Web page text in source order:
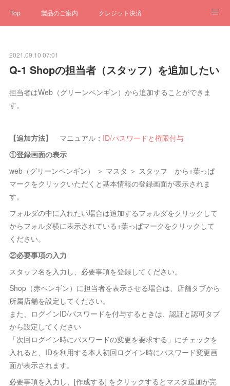
Top 製品のご案内 クレジット決済
ステータス
2021.09.10 07:01
Q-1 Shopの担当者（スタッフ）を追加したい
担当者はWeb（グリーンペンギン）から追加することができま
す。
【追加方法】 マニュアル： ID/パスワードと権限付与
①登録画面の表示
web（グリーンペンギン） ＞ マスタ ＞ スタッフ から+葉っぱ
マークをクリックいただくと基本情報の登録画面が表示されま
す。
フォルダの中に入れたい場合は追加するフォルダをクリックして
からフォルダ横に表示されている+葉っぱマークをクリックして
ください。
②必要事項の入力
スタッフ名を入力し、必要事項を登録してください。
Shop（赤ペンギン）に担当者を表示させる場合は、店舗タブから
所属店舗を設定してください。
また、ログインID/パスワードを付与するときは、認証と認可タブ
から設定してください
「次回ログイン時にパスワードの変更を要求する」にチェックを
入れると、IDを利用する本人初回ログイン時にパスワード変更画
面が表示されます。
必要事項を入力し、[作成する] をクリックするとマスタ追加が完